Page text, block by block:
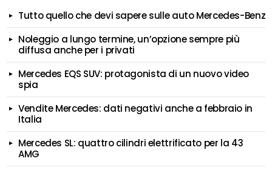
Tutto quello che devi sapere sulle auto Mercedes-Benz
Noleggio a lungo termine, un’opzione sempre più
diffusa anche per i privati
Mercedes EQS SUV: protagonista di un nuovo video
spia
Vendite Mercedes: dati negativi anche a febbraio in
Italia
Mercedes SL: quattro cilindri elettrificato per la 43
AMG